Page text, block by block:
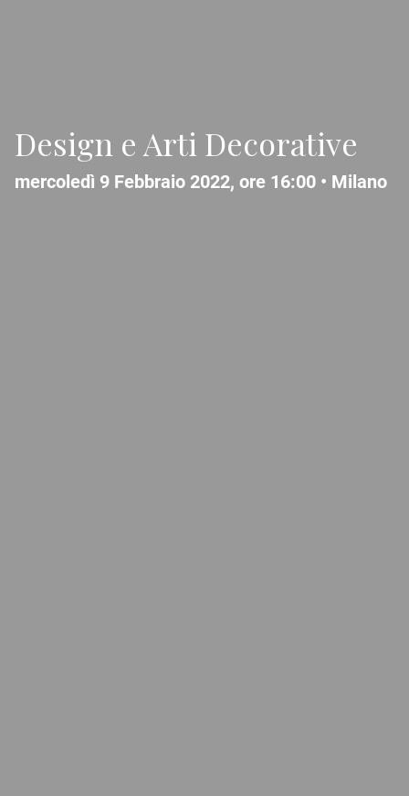
Design e Arti Decorative
mercoledì 9 Febbraio 2022, ore 16:00 • Milano